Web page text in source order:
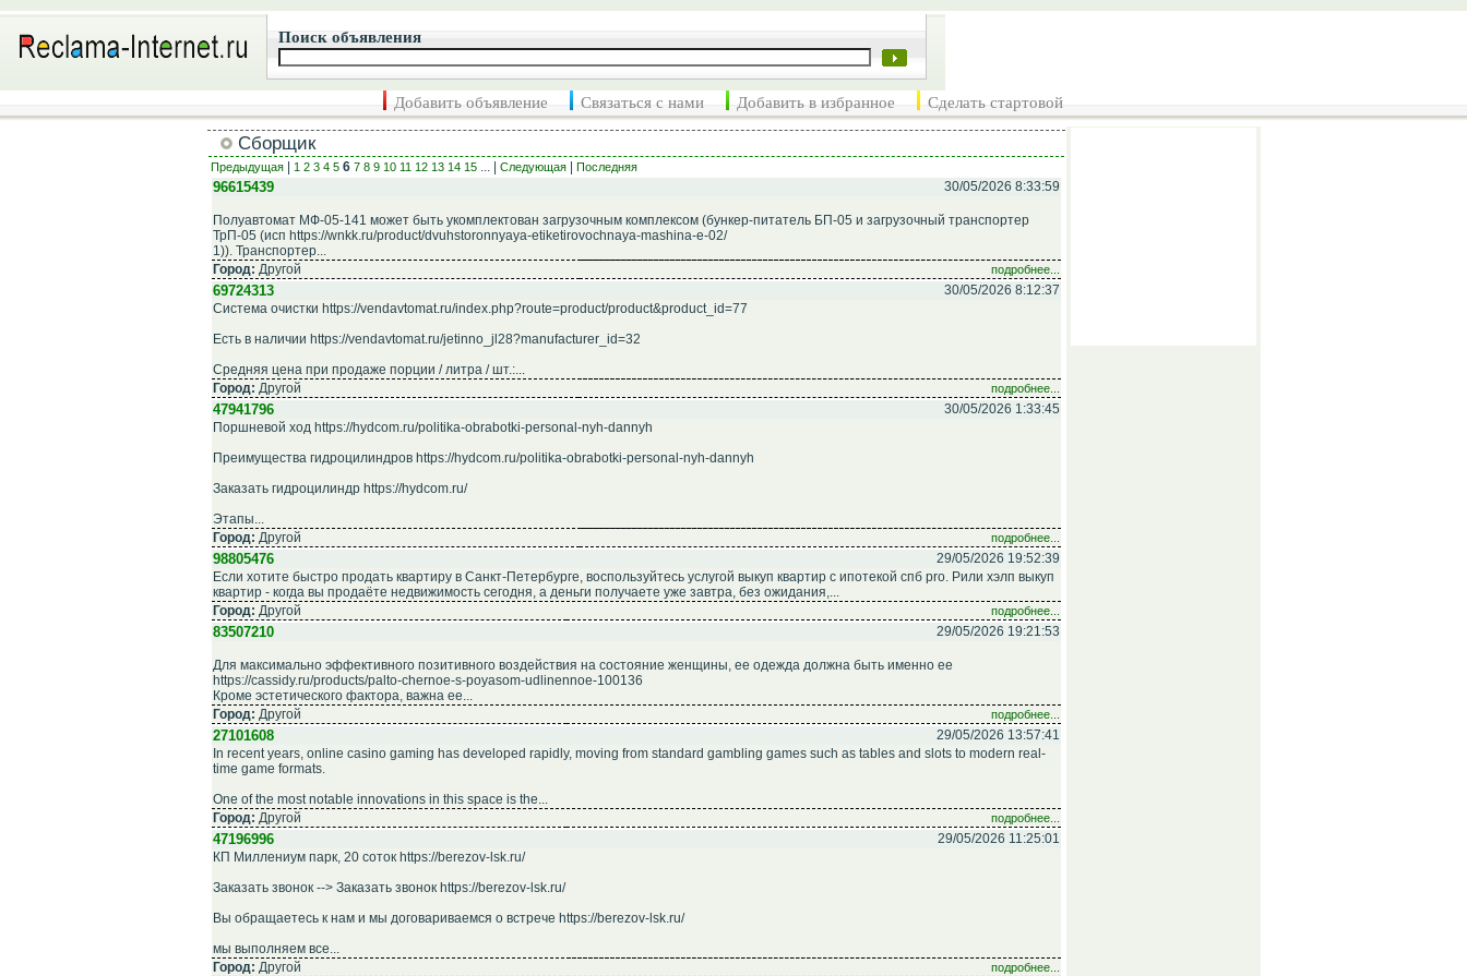
Поиск объявления
Добавить объявление Связаться с нами Добавить в избранное Сделать стартовой
Сборщик
Предыдущая 1 2 3 4 5 6 7 8 9 10 11 12 13 14 15 ... | Следующая Последняя
96615439 30/05/2026 8:33:59
Полуавтомат МФ-05-141 может быть укомплектован загрузочным комплексом (бункер-питатель БП-05 и загрузочный транспортер
ТрП-05 (исп https://wnkk.ru/product/dvuhstoronnyaya-etiketirovochnaya-mashina-e-02/
1)). Транспортер...
Город: Другой подробнее...
69724313
30/05/2026 8:12:37
Система очистки https://vendavtomat.ru/index.php?route=product/product&product_id=77
Есть в наличии https://vendavtomat.ru/jetinno_jl28?manufacturer_id=32
Средняя цена при продаже порции / литра / шт.:...
Город: Другой подробнее...
47941796
30/05/2026 1:33:45
Поршневой ход https://hydcom.ru/politika-obrabotki-personal-nyh-dannyh
Преимущества гидроцилиндров https://hydcom.ru/politika-obrabotki-personal-nyh-dannyh
Заказать гидроцилиндр https://hydcom.ru/
Этапы...
Город: Другой подробнее...
98805476
29/05/2026 19:52:39
Если хотите быстро продать квартиру в Санкт-Петербурге, воспользуйтесь услугой выкуп квартир с ипотекой спб pro. Рили хэлп выкуп
квартир - когда вы продаёте недвижимость сегодня, а деньги получаете уже завтра, без ожидания,...
Город: Другой подробнее...
83507210 29/05/2026 19:21:53
Для максимально эффективного позитивного воздействия на состояние женщины, ее одежда должна быть именно ее
https://cassidy.ru/products/palto-chernoe-s-poyasom-udlinennoe-100136
Кроме эстетического фактора, важна ее...
Город: Другой подробнее...
27101608
29/05/2026 13:57:41
In recent years, online casino gaming has developed rapidly, moving from standard gambling games such as tables and slots to modern real-
time game formats.
One of the most notable innovations in this space is the...
Город: Другой подробнее...
47196996
29/05/2026 11:25:01
КП Миллениум парк, 20 соток https://berezov-lsk.ru/
Заказать звонок --> Заказать звонок https://berezov-lsk.ru/
Вы обращаетесь к нам и мы договариваемся о встрече https://berezov-lsk.ru/
мы выполняем все...
Город: Другой подробнее...